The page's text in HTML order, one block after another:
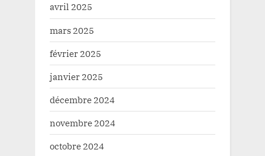
avril 2025
mars 2025
février 2025
janvier 2025
décembre 2024
novembre 2024
octobre 2024